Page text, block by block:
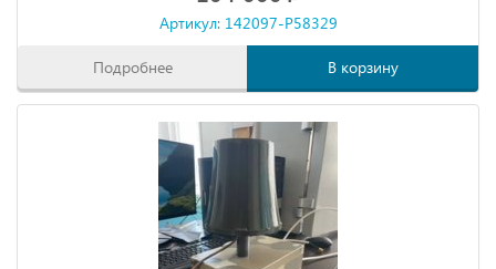
Артикул: 142097-P58329
Подробнее В корзину